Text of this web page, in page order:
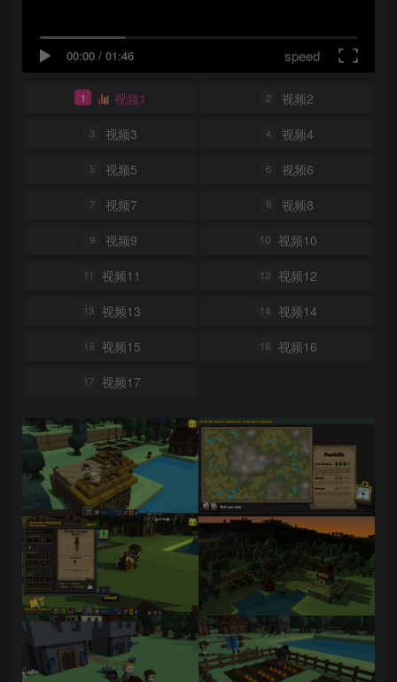
00:00 / 01:46 speed
1 视频1 2 视频2
3 视频3 4 视频4
5 视频5 6 视频6
7 视频7 8 视频8
9 视频9 10 视频10
11 视频11 12 视频12
13 视频13 14 视频14
15 视频15 16 视频16
17 视频17